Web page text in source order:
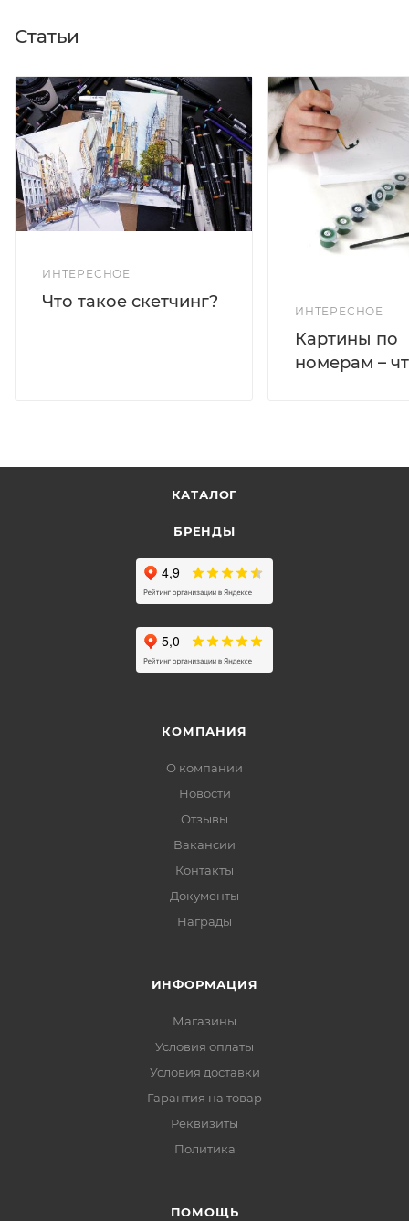
Статьи
ИНТЕРЕСНОЕ
Что такое скетчинг?
ИНТЕРЕСНОЕ
Картины по
номерам –
КАТАЛОГ
БРЕНДЫ
КОМПАНИЯ
О компании
Новости
Отзывы
Вакансии
Контакты
Документы
Награды
ИНФОРМАЦИЯ
Магазины
Условия оплаты
Условия доставки
Гарантия на товар
Реквизиты
Политика
ПОМОЩЬ